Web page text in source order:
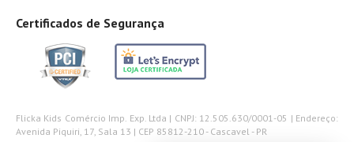
Certificados de Segurança
Flicka Kids Comércio Imp. Exp. Ltda | CNPJ: 12.505.630/0001-05 | Endereço:
Avenida Piquiri, 17, Sala 13 | CEP 85812-210 - Cascavel - PR